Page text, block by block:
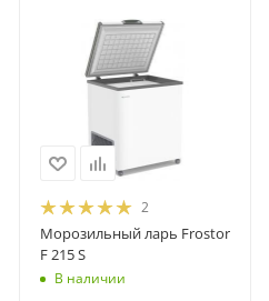
2
Морозильный ларь Frostor
F 215 S
В наличии